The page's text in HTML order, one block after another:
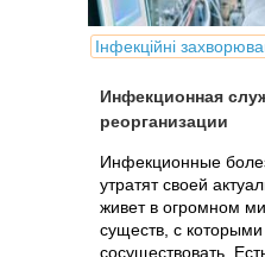
Інфекційні
Инфекционная
реорганизации
Инфекционные
утратят своей
живет в огромном
существ, с
сосуществовать.